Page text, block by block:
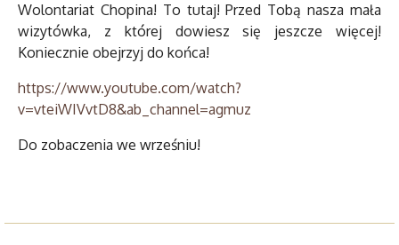
Wolontariat Chopina! To tutaj! Przed Tobą nasza mała
wizytówka, z której dowiesz się jeszcze więcej!
Koniecznie obejrzyj do końca!
https://www.youtube.com/watch?
v=vteiWIVvtD8&ab_channel=agmuz
Do zobaczenia we wrześniu!